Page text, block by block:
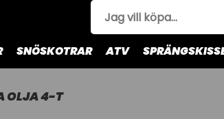
SNÖSKOTRAR ATV
OLJA 4-T